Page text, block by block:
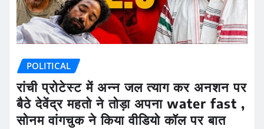
POLITICAL
रांची प्रोटेस्ट में अन्न जल त्याग कर अनशन पर
बैठे देवेंद्र महतो ने तोड़ा अपना water fast ,
सोनम वांगचुक ने किया वीडियो कॉल पर बात